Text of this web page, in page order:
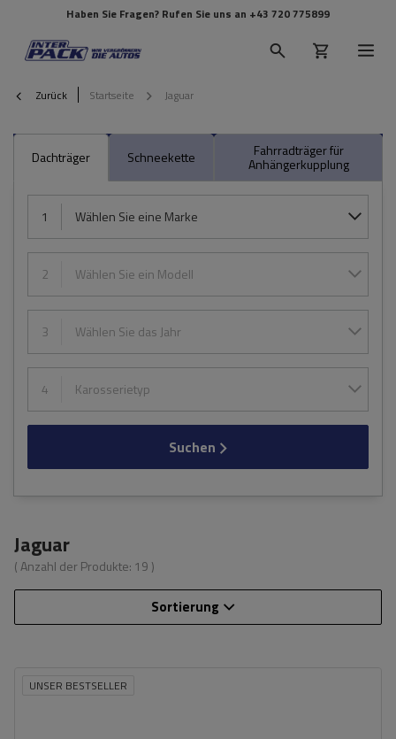
Haben Sie Fragen? Rufen Sie uns an +43 720 775899
Zurück Startseite Jaguar
Dachträger Schneekette Fahrradträger für
Anhängerkupplung
1 Wählen Sie eine Marke
2 Wählen Sie ein Modell
3 Wählen Sie das Jahr
4 Karosserietyp
Suchen
Jaguar
( Anzahl der Produkte: 19 )
Sortierung
UNSER BESTSELLER